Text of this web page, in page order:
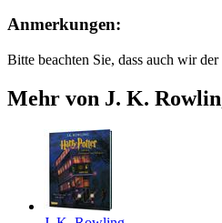
Anmerkungen:
Bitte beachten Sie, dass auch wir
Mehr von J. K.